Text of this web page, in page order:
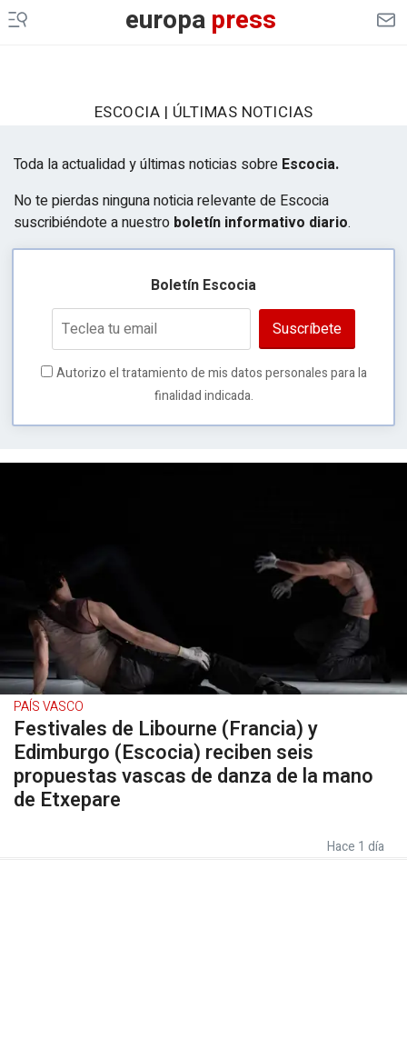
europapress
ESCOCIA | ÚLTIMAS NOTICIAS
Toda la actualidad y últimas noticias sobre Escocia.
No te pierdas ninguna noticia relevante de Escocia
suscribiéndote a nuestro boletín informativo diario.
Boletín Escocia
Suscríbete
Autorizo el tratamiento de mis datos personales para la
finalidad indicada.
PAÍS VASCO
Festivales de Libourne (Francia) y
Edimburgo (Escocia) reciben seis
propuestas vascas de danza de la mano
de Etxepare
Hace 1 día